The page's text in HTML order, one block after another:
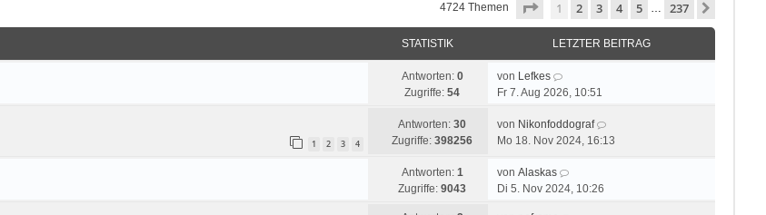
4724 Themen Seite von237
1 2 3 4 5 … 237
STATISTIK LETZTER BEITRAG
Antworten: 0
Zugriffe:54
von Lefkes
Fr 7. Aug 2026, 10:51
1 2 3 4
Antworten:30
Zugriffe:398256
von Nikonfoddograf
Mo 18. Nov 2024, 16:13
Antworten: 1
Zugriffe:9043
von Alaskas
Di 5. Nov 2024, 10:26